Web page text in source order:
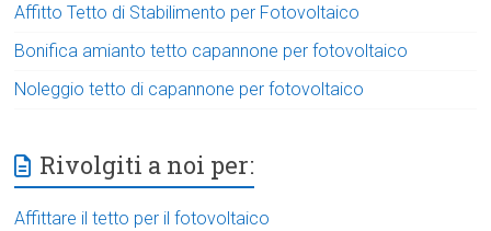
Affitto Tetto di Stabilimento per Fotovoltaico
Bonifica amianto tetto capannone per fotovoltaico
Noleggio tetto di capannone per fotovoltaico
Rivolgiti a noi per:
Affittare il tetto per il fotovoltaico